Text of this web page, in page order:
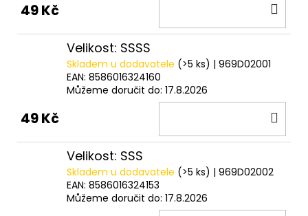
49 Kč
Velikost: SSSS
Skladem u dodavatele (>5 ks) | 969D02001
EAN: 8586016324160
Můžeme doručit do: 17.8.2026
49 Kč
Velikost: SSS
Skladem u dodavatele (>5 ks) | 969D02002
EAN: 8586016324153
Můžeme doručit do: 17.8.2026